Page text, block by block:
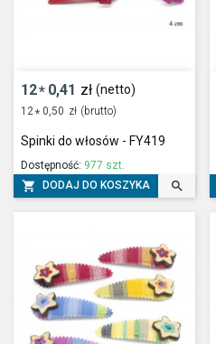
12* 0,41 zł (netto)
12* 0,50 zł (brutto)
Spinki do włosów - FY419
Dostępność: 977 szt.
 DODAJ DO KOSZYKA 